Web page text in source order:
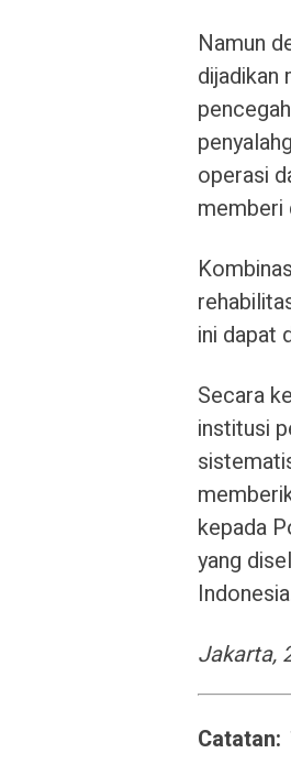
Namun
dijadikan
operasi
memberi
ini dapat
Secara
institusi
kepada
yang
Jakarta,
Catatan: